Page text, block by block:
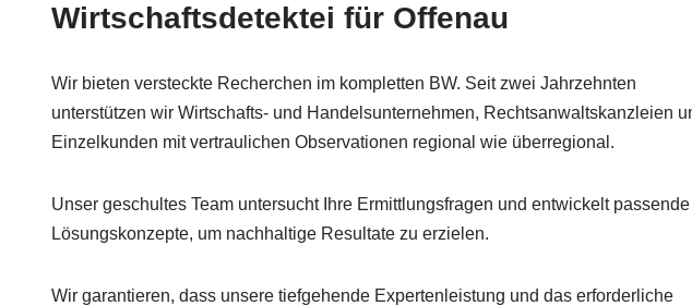
Wirtschaftsdetektei für Offenau
Wir bieten versteckte Recherchen im kompletten BW. Seit zwei Jahrzehnten
unterstützen wir Wirtschafts- und Handelsunternehmen, Rechtsanwaltskanzleien
Einzelkunden mit vertraulichen Observationen regional wie überregional.
Unser geschultes Team untersucht Ihre Ermittlungsfragen und entwickelt passende
Lösungskonzepte, um nachhaltige Resultate zu erzielen.
Wir garantieren, dass unsere tiefgehende Expertenleistung und das erforderliche